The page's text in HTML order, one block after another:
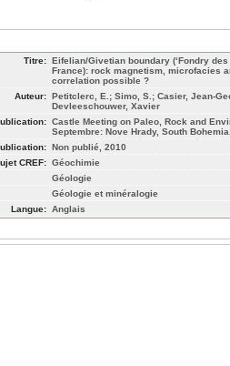
Titre: Eifelian/Givetian boundary (‘Fondry
France): rock magnetism, microfacies
correlation possible ?
Auteur: Petitclerc, E.; Simo, S.; Casier, Jean-
Devleeschouwer, Xavier
Castle Meeting on Paleo, Rock and
Septembre: Nove Hrady, South
Non publié, 2010
CREF: Géochimie
Géologie
Géologie et minéralogie
Langue: Anglais